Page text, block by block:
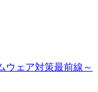
ウェア対策最前線～